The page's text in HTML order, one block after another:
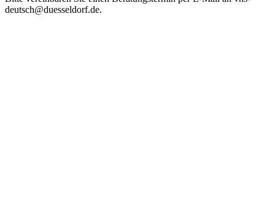
deutsch@duesseldorf.de.